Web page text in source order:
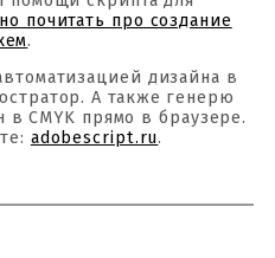
почитать про создание
.
дизайна в
А также генерю
CMYK прямо в браузере.
adobescript.ru.